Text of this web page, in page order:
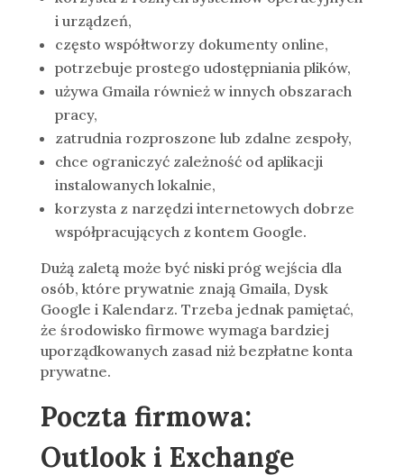
i urządzeń,
często współtworzy dokumenty online,
potrzebuje prostego udostępniania plików,
używa Gmaila również w innych obszarach
pracy,
zatrudnia rozproszone lub zdalne zespoły,
chce ograniczyć zależność od aplikacji
instalowanych lokalnie,
korzysta z narzędzi internetowych dobrze
współpracujących z kontem Google.
Dużą zaletą może być niski próg wejścia dla
osób, które prywatnie znają Gmaila, Dysk
Google i Kalendarz. Trzeba jednak pamiętać,
że środowisko firmowe wymaga bardziej
uporządkowanych zasad niż bezpłatne konta
prywatne.
Poczta firmowa:
Outlook i Exchange